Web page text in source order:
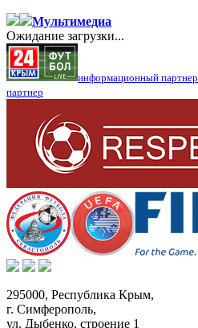
Мультимедиа
Ожидание загрузки...
информационный партнер
партнер
295000, Республика Крым,
г. Симферополь,
ул. Дыбенко, строение 1